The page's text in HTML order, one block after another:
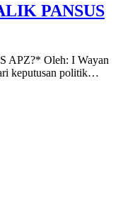
PANSUS
Oleh: I Wayan
keputusan politik…